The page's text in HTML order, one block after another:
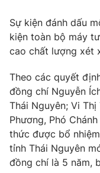
Sản phẩm
Thị trường
Tư vấn
Giao lưu trực tuyến
Lịch phát sóng
Chuyên mục khác
Emagazine
Photo
Sự kiện đánh dấu
kiện toàn bộ máy
cao chất lượng xét
Theo các quyết
đồng chí Nguyễn
Thái Nguyên; Vi
Phương, Phó
thức được bổ
tỉnh Thái Nguyên
đồng chí là 5 năm,